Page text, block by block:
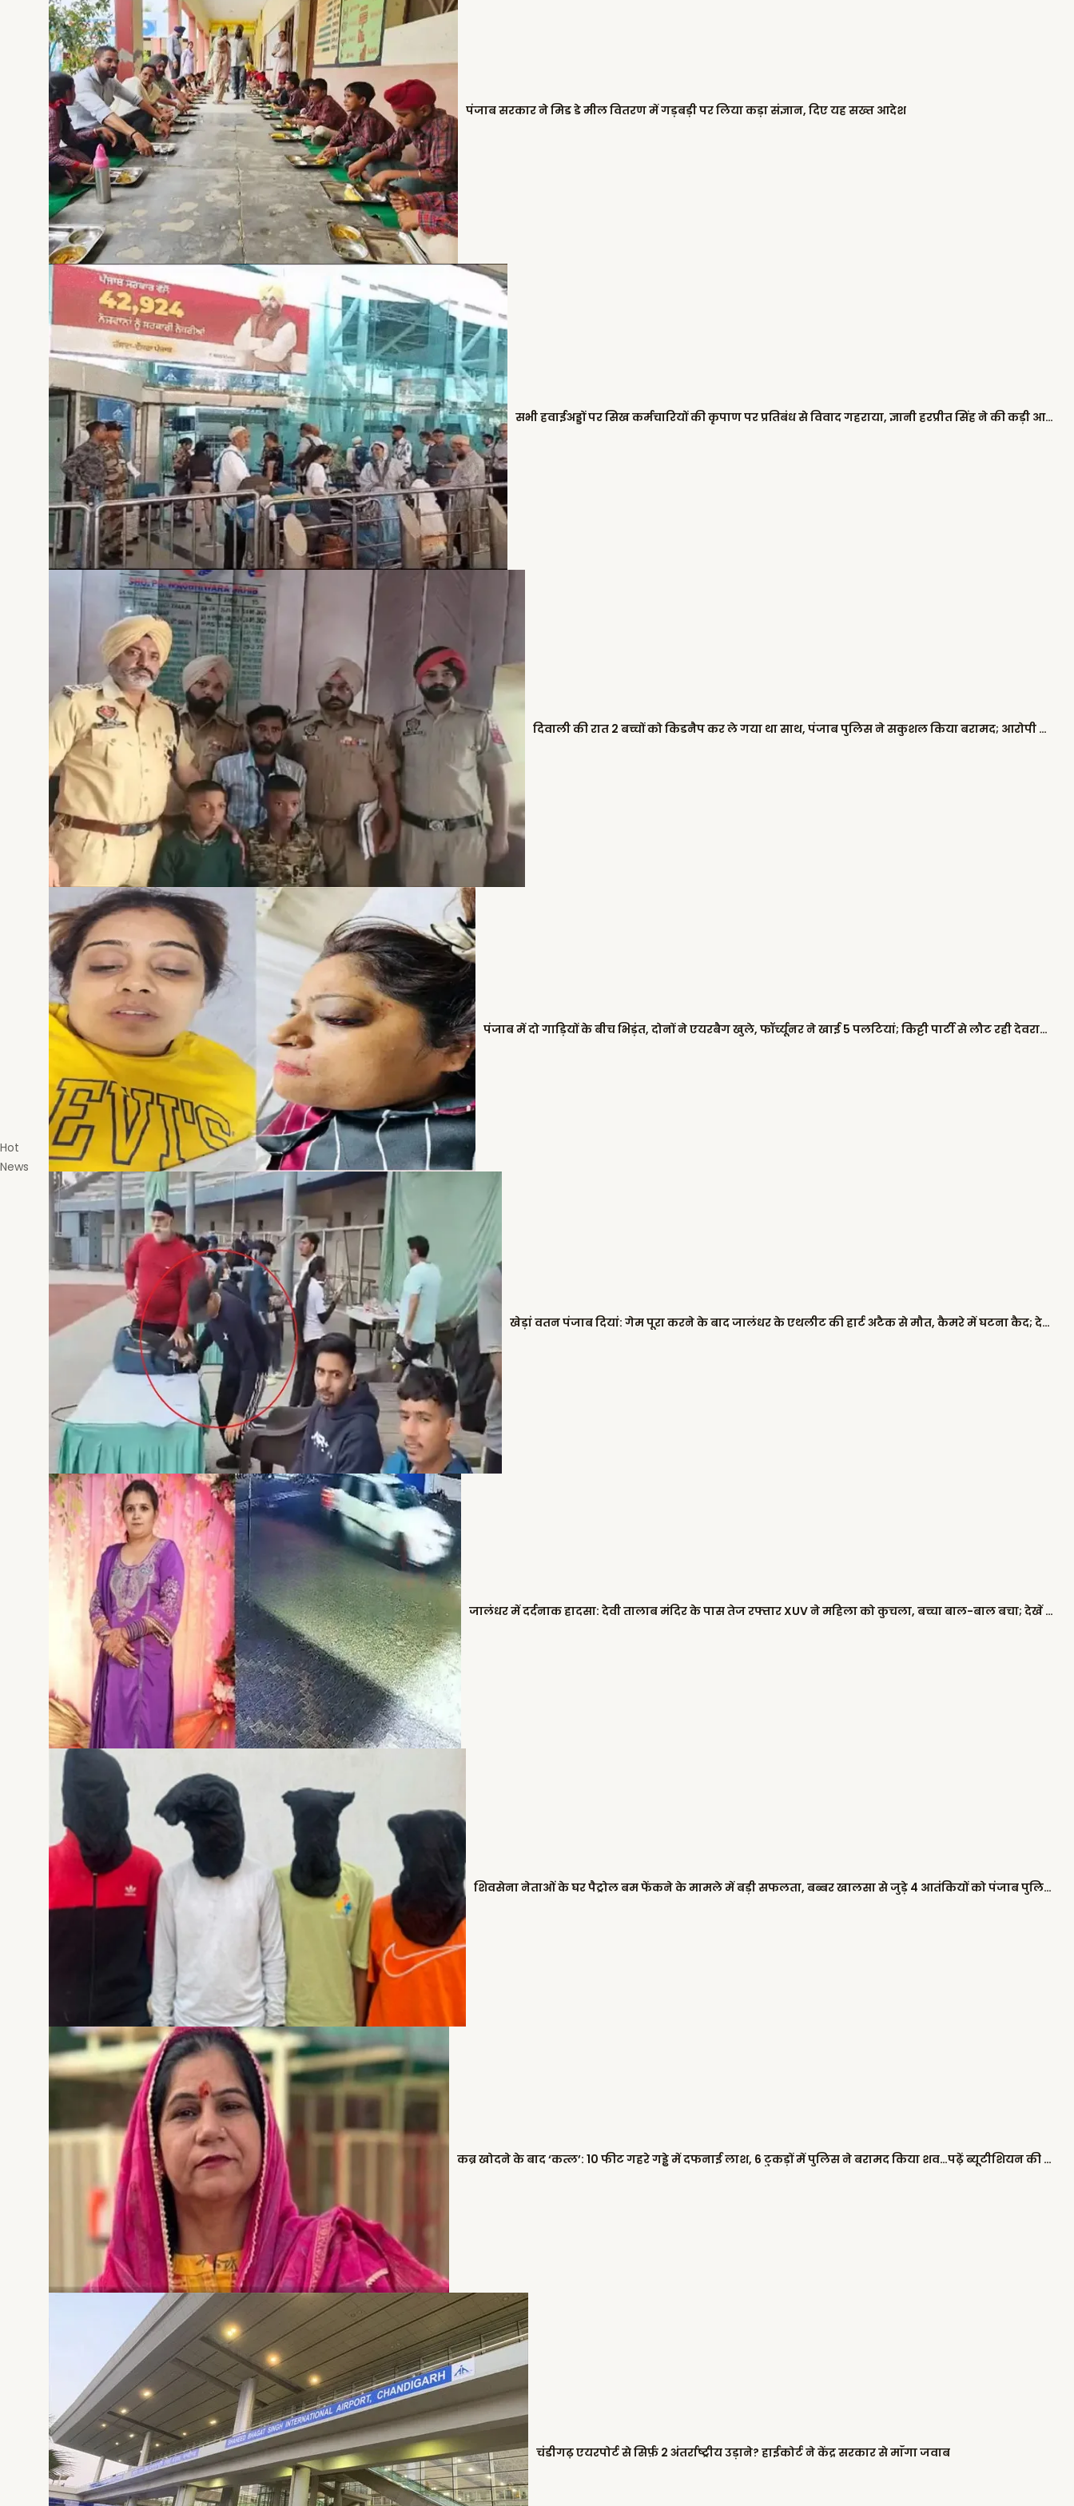
Hot
News
पंजाब सरकार ने मिड डे मील वितरण में गड़बड़ी पर लिया कड़ा संज्ञान, दिए यह सख्त आदेश
सभी हवाईअड्डों पर सिख कर्मचारियों की कृपाण पर प्रतिबंध से विवाद गहराया, ज्ञानी हरप्रीत सिंह ने की कड़ी आलोचना
दिवाली की रात 2 बच्चों को किडनैप कर ले गया था साथ, पंजाब पुलिस ने सकुशल किया बरामद; आरोपी काबू
पंजाब में दो गाड़ियों के बीच भिड़ंत, दोनों ने एयरबैग खुले, फॉर्च्यूनर ने खाई 5 पलटियां; किट्टी पार्टी से लौट रही देवरानी-जेठानी घायल
खेड़ां वतन पंजाब दियां: गेम पूरा करने के बाद जालंधर के एथलीट की हार्ट अटैक से मौत, कैमरे में घटना कैद; देखें VIDEO
जालंधर में दर्दनाक हादसा: देवी तालाब मंदिर के पास तेज रफ्तार XUV ने महिला को कुचला, बच्चा बाल-बाल बचा; देखें घटना का LIVE VIDEO
शिवसेना नेताओं के घर पैट्रोल बम फेंकने के मामले में बड़ी सफलता, बब्बर खालसा से जुड़े 4 आतंकियों को पंजाब पुलिस ने किया गिरफ्तार
कब्र खोदने के बाद ‘कत्ल’: 10 फीट गहरे गड्ढे में दफनाई लाश, 6 टुकड़ों में पुलिस ने बरामद किया शव…पढ़ें ब्यूटीशियन की हत्या की खौफनाक कहानी
चंडीगढ़ एयरपोर्ट से सिर्फ़ 2 अंतर्राष्ट्रीय उड़ाने? हाईकोर्ट ने केंद्र सरकार से माँगा जवाब